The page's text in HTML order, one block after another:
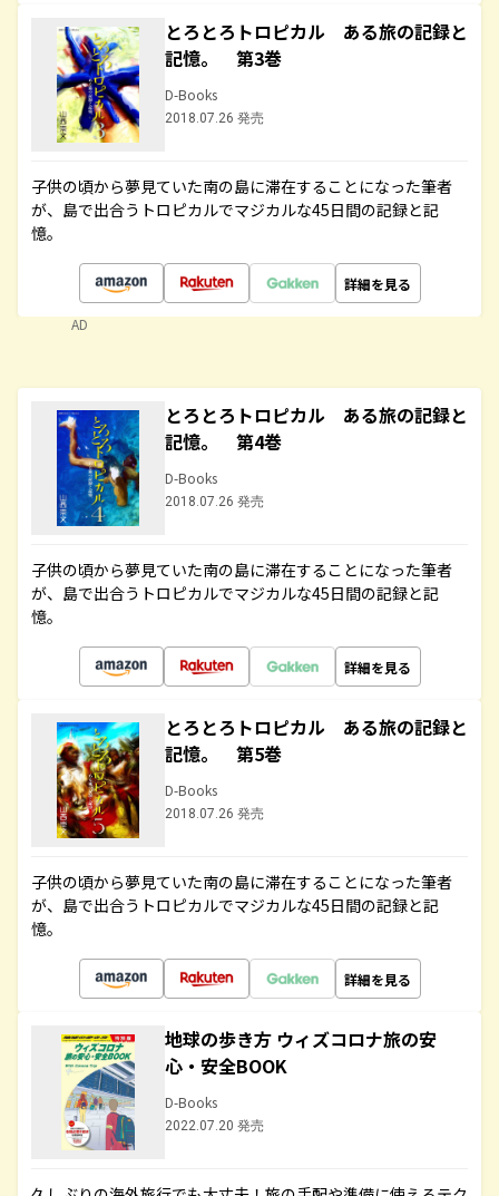
とろとろトロピカル ある旅の記録と
記憶。 第3巻
D-Books
2018.07.26 発売
子供の頃から夢見ていた南の島に滞在することになった筆者
が、島で出合うトロピカルでマジカルな45日間の記録と記
憶。
詳細を見る
AD
とろとろトロピカル ある旅の記録と
記憶。 第4巻
D-Books
2018.07.26 発売
子供の頃から夢見ていた南の島に滞在することになった筆者
が、島で出合うトロピカルでマジカルな45日間の記録と記
憶。
詳細を見る
とろとろトロピカル ある旅の記録と
記憶。 第5巻
D-Books
2018.07.26 発売
子供の頃から夢見ていた南の島に滞在することになった筆者
が、島で出合うトロピカルでマジカルな45日間の記録と記
憶。
詳細を見る
地球の歩き方 ウィズコロナ旅の安
心・安全BOOK
D-Books
2022.07.20 発売